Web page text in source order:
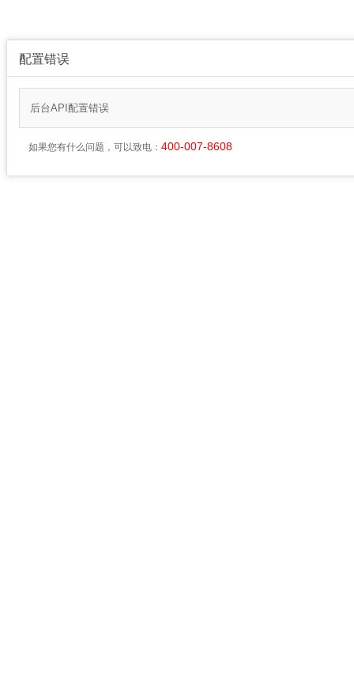
配置错误
后台API配置错误
如果您有什么问题，可以致电： 400-007-8608